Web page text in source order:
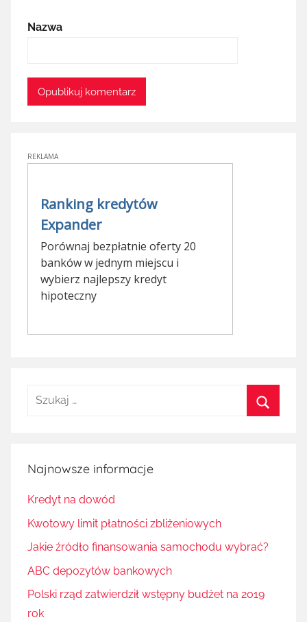
Nazwa
Szukaj:
Najnowsze informacje
Kredyt na dowód
Kwotowy limit płatności zbliżeniowych
Jakie źródło finansowania samochodu wybrać?
ABC depozytów bankowych
Polski rząd zatwierdził wstępny budżet na 2019
rok